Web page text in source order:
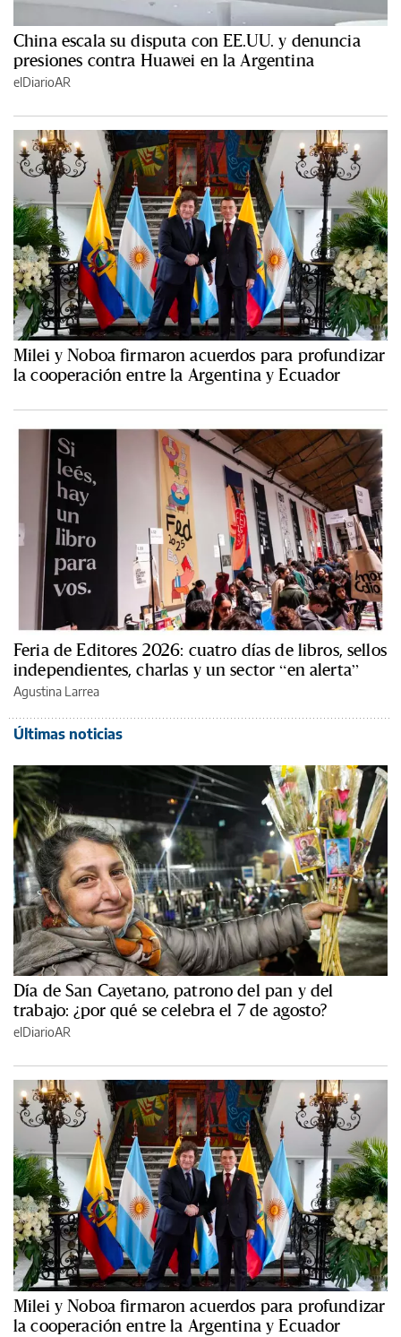
China escala su disputa con EE.UU. y denuncia
presiones contra Huawei en la Argentina
elDiarioAR
Milei y Noboa firmaron acuerdos para profundizar
la cooperación entre la Argentina y Ecuador
Feria de Editores 2026: cuatro días de libros, sellos
independientes, charlas y un sector “en alerta”
Agustina Larrea
Últimas noticias
Día de San Cayetano, patrono del pan y del
trabajo: ¿por qué se celebra el 7 de agosto?
elDiarioAR
Milei y Noboa firmaron acuerdos para profundizar
la cooperación entre la Argentina y Ecuador